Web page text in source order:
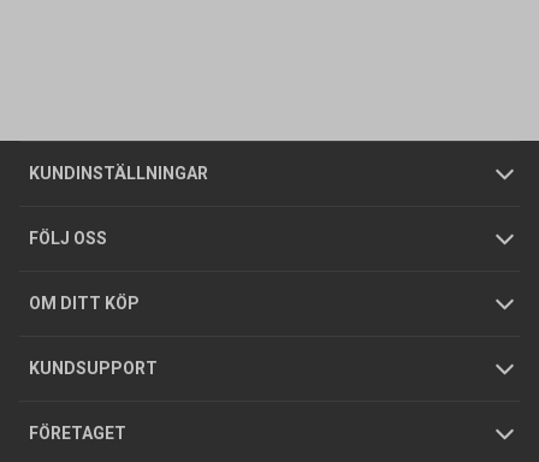
KUNDINSTÄLLNINGAR
Företagskund / Privatkund
FÖLJ OSS
OM DITT KÖP
Allmänna försäljningsvillkor
Integritetspolicy
GDPR
KUNDSUPPORT
Butiker
Foldrar och kataloger
Köpguider
Varumärken
FÖRETAGET
Om oss
Tjänster
Hållbarhet
Jobba hos oss
Press